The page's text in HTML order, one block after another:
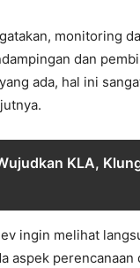
monitoring
dan
ada, hal ini
KLA,
ingin melihat
aspek